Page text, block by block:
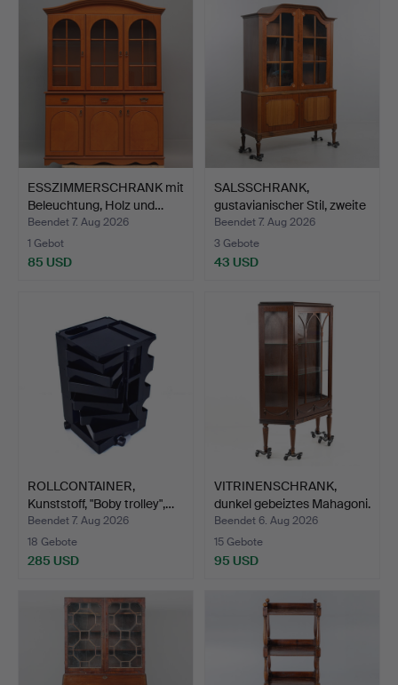
ESSZIMMERSCHRANK mit
Beleuchtung, Holz und…
Beendet 7. Aug 2026
1 Gebot
85 USD
SALSSCHRANK,
gustavianischer Stil, zweite
…
Beendet 7. Aug 2026
3 Gebote
43 USD
ROLLCONTAINER,
Kunststoff, "Boby trolley",…
Beendet 7. Aug 2026
18 Gebote
285 USD
VITRINENSCHRANK,
dunkel gebeiztes Mahagoni.
Beendet 6. Aug 2026
15 Gebote
95 USD